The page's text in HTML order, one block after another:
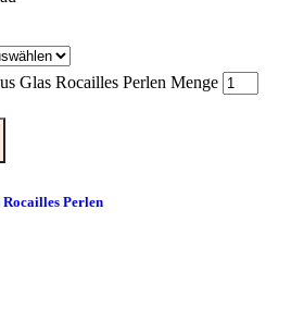
Glas Rocailles Perlen Menge
Rocailles Perlen